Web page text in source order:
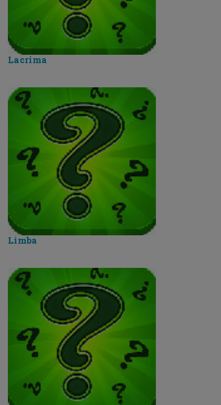
Lacrima
Limba